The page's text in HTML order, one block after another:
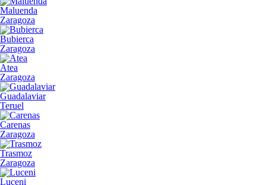
Maluenda
Zaragoza
Bubierca
Zaragoza
Atea
Zaragoza
Guadalaviar
Teruel
Carenas
Zaragoza
Trasmoz
Zaragoza
Luceni